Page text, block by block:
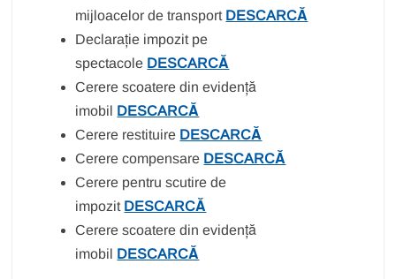
mijloacelor de transport DESCARCĂ
Declarație impozit pe
spectacole DESCARCĂ
Cerere scoatere din evidență
imobil DESCARCĂ
Cerere restituire DESCARCĂ
Cerere compensare DESCARCĂ
Cerere pentru scutire de
impozit DESCARCĂ
Cerere scoatere din evidență
imobil DESCARCĂ